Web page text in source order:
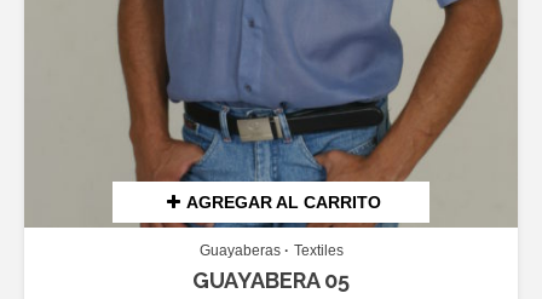
AGREGAR AL CARRITO
Guayaberas Textiles
GUAYABERA 05